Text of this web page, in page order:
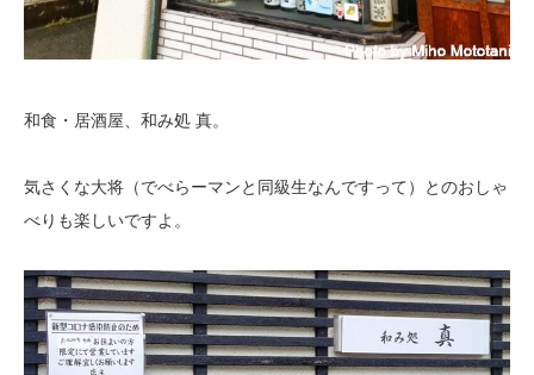
和食・居酒屋、和み処 真。
気さくな大将（でべらーマンと同級生なんですって）とのおしゃ
べりも楽しいですよ。